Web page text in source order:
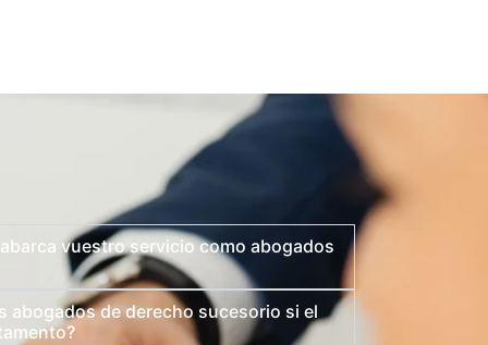
vuestro servicio como abogados
abogados de derecho sucesorio si el